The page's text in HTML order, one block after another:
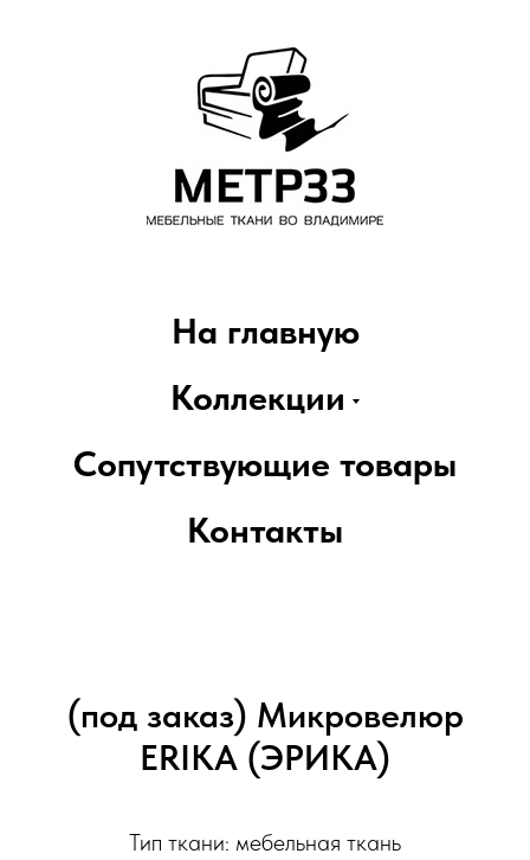
На главную
Коллекции
Сопутствующие товары
Контакты
(под заказ) Микровелюр
ERIKA (ЭРИКА)
Тип ткани: мебельная ткань